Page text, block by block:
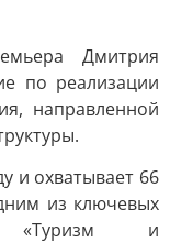
Дмитрия
по реализации
направленной
и охватывает 66
из ключевых
«Туризм и